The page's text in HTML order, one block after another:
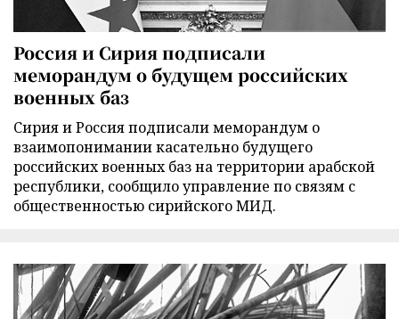
Россия и Сирия подписали
меморандум о будущем российских
военных баз
Сирия и Россия подписали меморандум о
взаимопонимании касательно будущего
российских военных баз на территории арабской
республики, сообщило управление по связям с
общественностью сирийского МИД.